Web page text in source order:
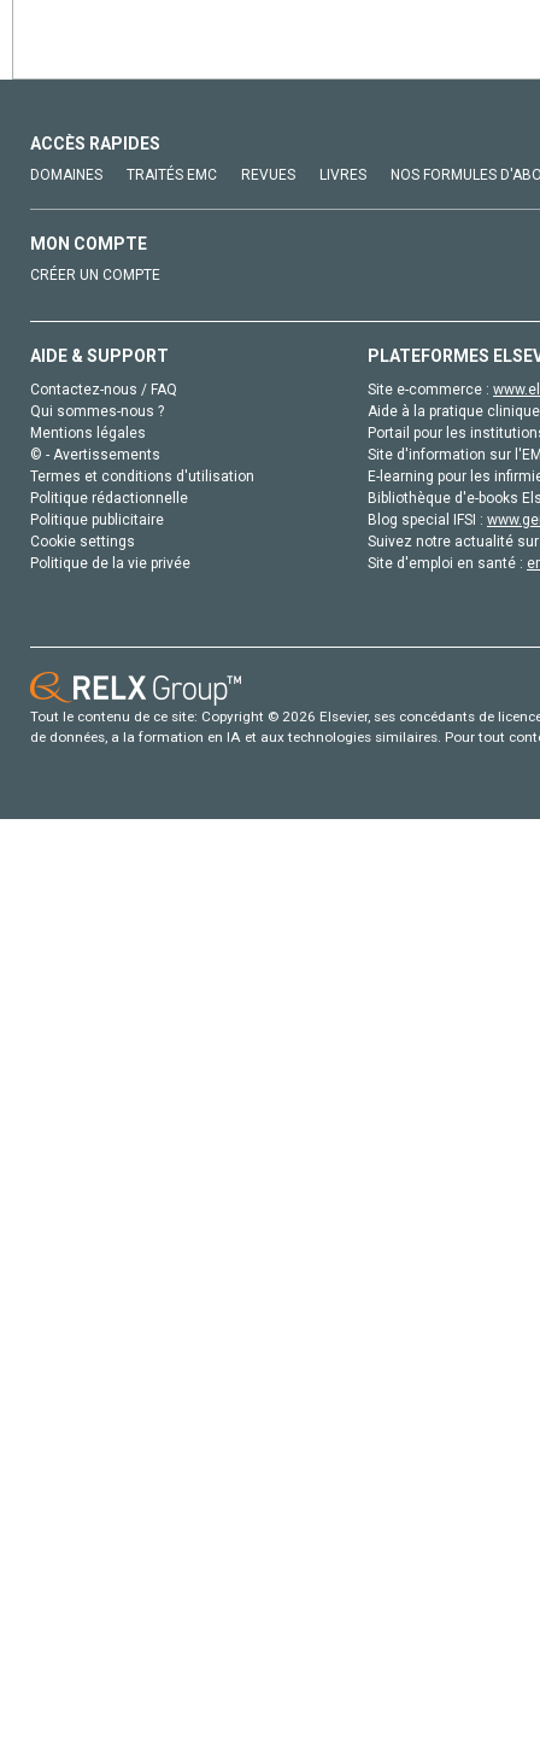
ACCÈS RAPIDES
DOMAINES TRAITÉS EMC REVUES LIVRES NOS FORMULES
MON COMPTE
CRÉER UN COMPTE
AIDE & SUPPORT
Contactez-nous / FAQ
Qui sommes-nous ?
Mentions légales
© - Avertissements
Termes et conditions d'utilisation
Politique rédactionnelle
Politique publicitaire
Cookie settings
Politique de la vie privée
PLATEFORMES
Site e-commerce :
Aide à la pratique
Portail pour les
Site d'information sur
E-learning pour les
Bibliothèque d'e-books
Blog special IFSI :
Suivez notre actualité
Site d'emploi en santé :
Tout le contenu de ce site: Copyright © 2026 Elsevier, ses concédants de
de données, a la formation en IA et aux technologies similaires. Pour tout